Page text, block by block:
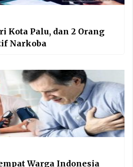
Kota Palu, dan 2 Orang
Narkoba
Warga Indonesia